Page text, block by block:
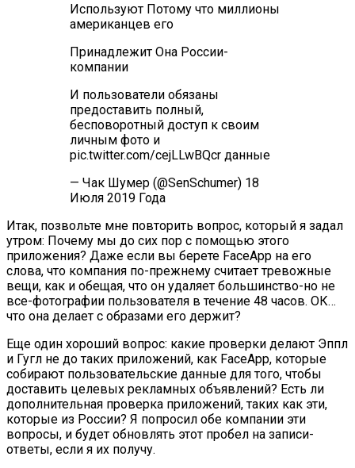
Используют Потому что миллионы
американцев его
Принадлежит Она России-
компании
И пользователи обязаны
предоставить полный,
бесповоротный доступ к своим
личным фото и
pic.twitter.com/cejLLwBQcr данные
— Чак Шумер (@SenSchumer) 18
Июля 2019 Года
Итак, позвольте мне повторить вопрос, который я задал
утром: Почему мы до сих пор с помощью этого
приложения? Даже если вы берете FaceApp на его
слова, что компания по-прежнему считает тревожные
вещи, как и обещая, что он удаляет большинство-но не
все-фотографии пользователя в течение 48 часов. ОК…
что она делает с образами его держит?
Еще один хороший вопрос: какие проверки делают Эппл
и Гугл не до таких приложений, как FaceApp, которые
собирают пользовательские данные для того, чтобы
доставить целевых рекламных объявлений? Есть ли
дополнительная проверка приложений, таких как эти,
которые из России? Я попросил обе компании эти
вопросы, и будет обновлять этот пробел на записи-
ответы, если я их получу.